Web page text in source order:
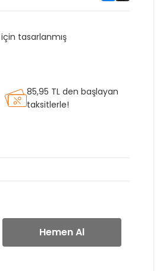
tasarlanmış
85,95 TL den başlayan
taksitlerle!
Hemen Al